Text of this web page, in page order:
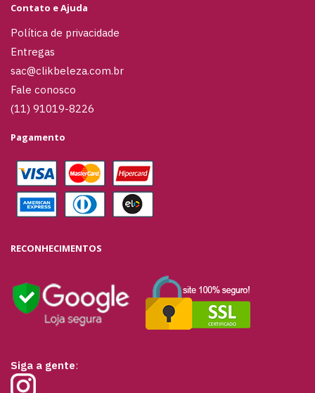
Contato e Ajuda
Política de privacidade
Entregas
sac@clikbeleza.com.br
Fale conosco
(11) 91019-8226
Pagamento
RECONHECIMENTOS
Siga a gente: